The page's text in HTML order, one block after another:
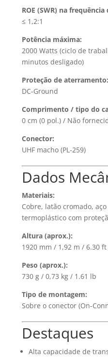
ROE (SWR) na
≤ 1,2:1
Potência máxima:
2000 Watts (ciclo de
minutos desligado)
Proteção de aterramento:
DC-Ground
Comprimento / tipo do
0 cm (0 pol.) / Não
Conector:
UHF macho (PL-259)
Dados
Materiais:
Cobre, latão cromado,
termoplástico com
Altura (aprox.):
1920 mm / 1,92 m / 6.30 ft
Peso (aprox.):
730 g / 0,73 kg / 1.61 lb
Tipo de montagem:
Sobre o conector (On-
Destaques
Alta capacidade de